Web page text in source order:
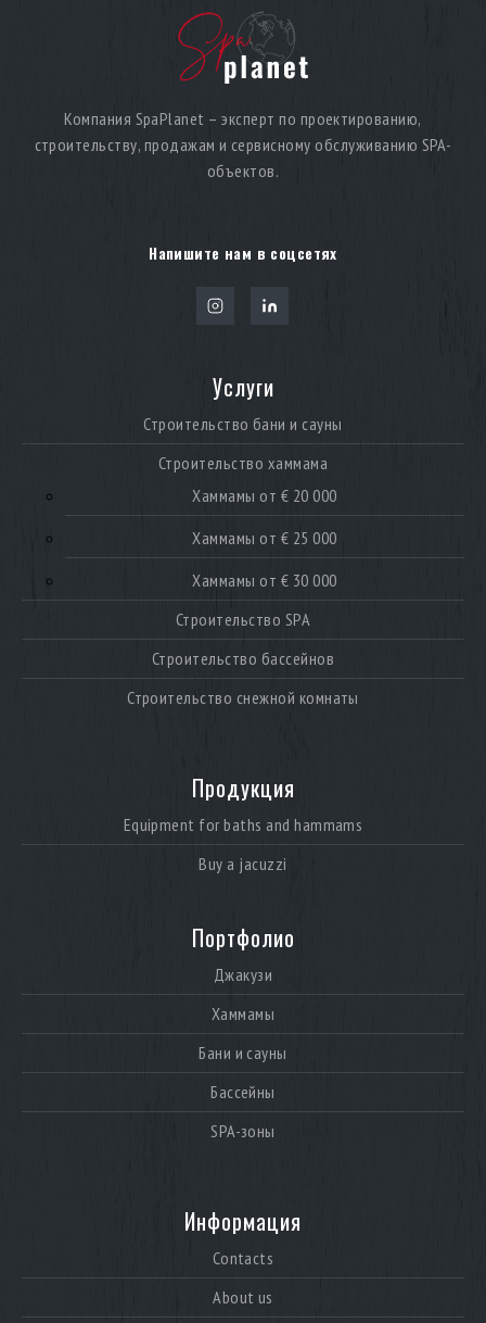
Компания SpaPlanet – эксперт по проектированию,
строительству, продажам и сервисному обслуживанию SPA-
объектов.
Напишите нам в соцсетях
Услуги
Строительство бани и сауны
Строительство хаммама
Хаммамы от € 20 000
Хаммамы от € 25 000
Хаммамы от € 30 000
Строительство SPA
Строительство бассейнов
Строительство снежной комнаты
Продукция
Equipment for baths and hammams
Buy a jacuzzi
Портфолио
Джакузи
Хаммамы
Бани и сауны
Бассейны
SPA-зоны
Информация
Contacts
About us